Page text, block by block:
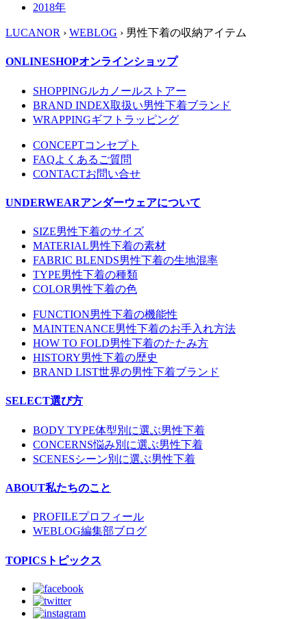
2018年
LUCANOR › WEBLOG › 男性下着の収納アイテム
ONLINESHOPオンラインショップ
SHOPPINGルカノールストアー
BRAND INDEX取扱い男性下着ブランド
WRAPPINGギフトラッピング
CONCEPTコンセプト
FAQよくあるご質問
CONTACTお問い合せ
UNDERWEARアンダーウェアについて
SIZE男性下着のサイズ
MATERIAL男性下着の素材
FABRIC BLENDS男性下着の生地混率
TYPE男性下着の種類
COLOR男性下着の色
FUNCTION男性下着の機能性
MAINTENANCE男性下着のお手入れ方法
HOW TO FOLD男性下着のたたみ方
HISTORY男性下着の歴史
BRAND LIST世界の男性下着ブランド
SELECT選び方
BODY TYPE体型別に選ぶ男性下着
CONCERNS悩み別に選ぶ男性下着
SCENESシーン別に選ぶ男性下着
ABOUT私たちのこと
PROFILEプロフィール
WEBLOG編集部ブログ
TOPICS トピックス